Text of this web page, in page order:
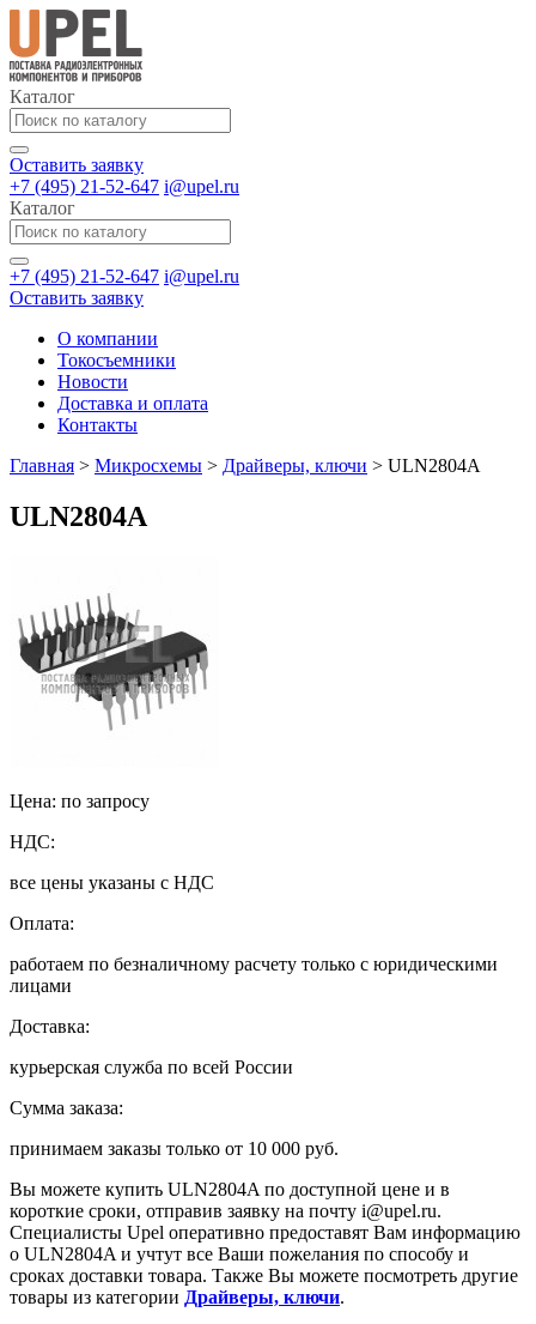
Каталог
Оставить заявку
+7 (495) 21-52-647 i@upel.ru
Каталог
+7 (495) 21-52-647 i@upel.ru
Оставить заявку
О компании
Токосъемники
Новости
Доставка и оплата
Контакты
Главная > Микросхемы > Драйверы, ключи > ULN2804A
ULN2804A
Цена: по запросу
НДС:
все цены указаны с НДС
Оплата:
работаем по безналичному расчету только с юридическими
лицами
Доставка:
курьерская служба по всей России
Сумма заказа:
принимаем заказы только от 10 000 руб.
Вы можете купить ULN2804A по доступной цене и в
короткие сроки, отправив заявку на почту i@upel.ru.
Специалисты Upel оперативно предоставят Вам информацию
о ULN2804A и учтут все Ваши пожелания по способу и
сроках доставки товара. Также Вы можете посмотреть другие
товары из категории Драйверы, ключи.